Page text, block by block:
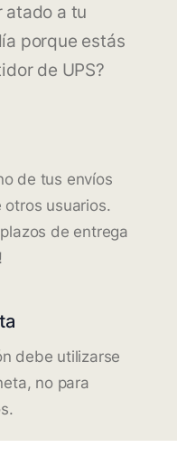
atado a tu
porque estás
de UPS?
de tus envíos
otros usuarios.
de entrega
debe utilizarse
no para